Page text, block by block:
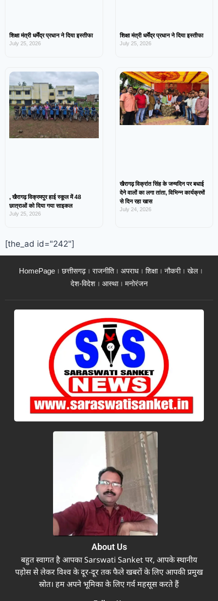
शिक्षा मंत्री धर्मेंद्र प्रधान ने दिया इस्तीफा
July 25, 2026
शिक्षा मंत्री धर्मेंद्र प्रधान ने दिया इस्तीफा
July 25, 2026
, खैरागढ़ विक्रमपुर हाई स्कूल में 48
छात्राओं को दिया गया साइकल
July 25, 2026
खैरागढ़ विक्रांत सिंह के जन्मदिन पर बधाई
देने वालों का लगा तांता, विभिन्न कार्यक्रमों
से दिन रहा खास
July 24, 2026
[the_ad id="242"]
HomePage छत्तीसगढ़ राजनीति अपराध शिक्षा नौकरी
खेल
देश-विदेश
आस्था मनोरंजन
About Us
बहुत स्वागत है आपका Sarswati Sanket पर, आपके स्थानीय
पड़ोस से लेकर विश्व के दूर-दूर तक फैले खबरों के लिए आपकी प्रमुख
स्रोत। हम अपने भूमिका के लिए गर्व महसूस करते हैं